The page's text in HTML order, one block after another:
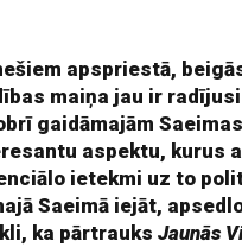
apspriestā,
maiņa jau ir
gaidāmajām
aspektu, kurus
ietekmi uz to
Saeimā iejāt,
ka pārtrauks Jaunās